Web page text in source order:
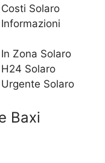
Solaro
Zona Solaro
Solaro
Solaro
Baxi